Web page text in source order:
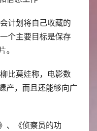
计划将自己收藏的
个主要目标是保存
。
比莫娃称，电影数
产，而且还能够向广
、《侦察员的功